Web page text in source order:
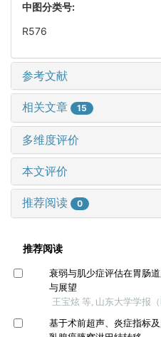
中图分类号:
R576
参考文献
相关文章 15
多维度评价
本文评价
推荐阅读 0